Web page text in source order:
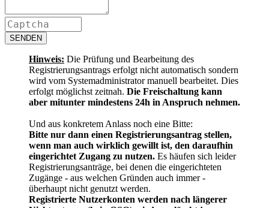
SENDEN
Hinweis: Die Prüfung und Bearbeitung des
Registrierungsantrags erfolgt nicht automatisch sondern
wird vom Systemadministrator manuell bearbeitet. Dies
erfolgt möglichst zeitnah. Die Freischaltung kann
aber mitunter mindestens 24h in Anspruch nehmen.
Und aus konkretem Anlass noch eine Bitte:
Bitte nur dann einen Registrierungsantrag stellen,
wenn man auch wirklich gewillt ist, den daraufhin
eingerichtet Zugang zu nutzen. Es häufen sich leider
Registrierungsanträge, bei denen die eingerichteten
Zugänge - aus welchen Gründen auch immer -
überhaupt nicht genutzt werden.
Registrierte Nutzerkonten werden nach längerer